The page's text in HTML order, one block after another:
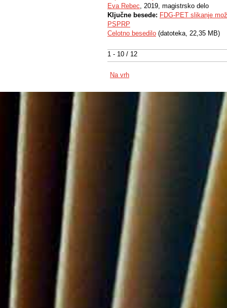
1 - 10 / 12
Eva Rebec, 2019, magistrsko delo
Ključne besede: FDG-PET slikanje
PSPRP
Celotno besedilo (datoteka, 22,35 MB)
Na vrh